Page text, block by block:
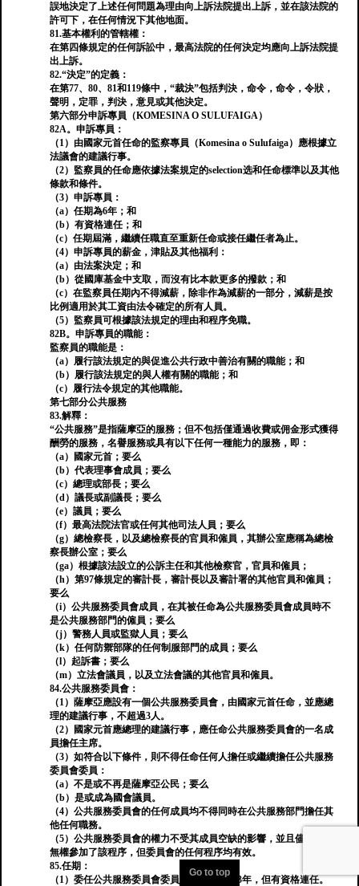
誤地決定了上述任何問題為理由向上訴法院提出上訴，並在該法院的
許可下，在任何情況下其他地面。
81.基本權利的管轄權：
在第四條規定的任何訴訟中，最高法院的任何決定均應向上訴法院提
出上訴。
82.“決定”的定義：
在第77、80、81和119條中，“裁決”包括判決，命令，命令，令狀，
聲明，定罪，判決，意見或其他決定。
第六部分申訴專員（KOMESINA O SULUFAIGA）
82A。申訴專員：
（1）由國家元首任命的監察專員（Komesina o Sulufaiga）應根據立
法議會的建議行事。
（2）監察員的任命應依據法案規定的selection选和任命標準以及其他
條款和條件。
（3）申訴專員：
（a）任期為6年；和
（b）有資格連任；和
（c）任期屆滿，繼續任職直至重新任命或接任繼任者為止。
（4）申訴專員的薪金，津貼及其他福利：
（a）由法案決定；和
（b）從國庫基金中支取，而沒有比本款更多的撥款；和
（c）在監察員任期內不得減薪，除非作為減薪的一部分，減薪是按
比例適用於其工資由法令確定的所有人員。
（5）監察員可根據該法規定的理由和程序免職。
82B。申訴專員的職能：
監察員的職能是：
（a）履行該法規定的與促進公共行政中善治有關的職能；和
（b）履行該法規定的與人權有關的職能；和
（c）履行法令規定的其他職能。
第七部分公共服務
83.解釋：
“公共服務”是指薩摩亞的服務；但不包括僅通過收費或佣金形式獲得
酬勞的服務，名譽服務或具有以下任何一種能力的服務，即：
（a）國家元首；要么
（b）代表理事會成員；要么
（c）總理或部長；要么
（d）議長或副議長；要么
（e）議員；要么
（f）最高法院法官或任何其他司法人員；要么
（g）總檢察長，以及總檢察長的官員和僱員，其辦公室應稱為總檢
察長辦公室；要么
（ga）根據該法設立的公訴主任和其他檢察官，官員和僱員；
（h）第97條規定的審計長，審計長以及審計署的其他官員和僱員；
要么
（i）公共服務委員會成員，在其被任命為公共服務委員會成員時不
是公共服務部門的僱員；要么
（j）警務人員或監獄人員；要么
（k）任何防禦部隊的任何制服部門的成員；要么
（l）起訴書；要么
（m）立法會議員，以及立法會議的其他官員和僱員。
84.公共服務委員會：
（1）薩摩亞應設有一個公共服務委員會，由國家元首任命，並應總
理的建議行事，不超過3人。
（2）國家元首應總理的建議行事，應任命公共服務委員會的一名成
員擔任主席。
（3）如符合以下條件，則不得任命任何人擔任或繼續擔任公共服務
委員會委員：
（a）不是或不再是薩摩亞公民；要么
（b）是或成為國會議員。
（4）公共服務委員會的任何成員均不得同時在公共服務部門擔任其
他任何職務。
（5）公共服務委員會的權力不受其成員空缺的影響，並且儘管有人
無權參加了該程序，但委員會的任何程序均有效。
85.任期：
（1）委任公共服務委員會委員，任期不超過3年，但有資格連任。
Go to top